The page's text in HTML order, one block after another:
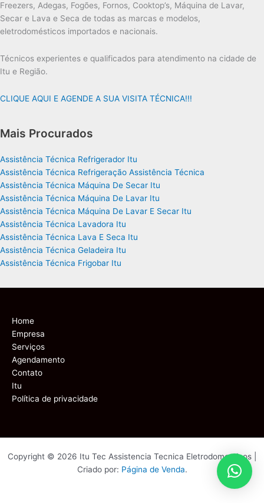
Freezers, Adegas, Fogões, Fornos, Cooktop’s, Máquina de Lavar,
Secar e Lava e Seca de todas as marcas e modelos,
eletrodomésticos importados e nacionais.
Técnicos experientes e qualificados para atendimento na cidade de
Itu e Região.
CLIQUE AQUI E AGENDE A SUA VISITA TÉCNICA!!!
Mais Procurados
Assistência Técnica Refrigerador Itu
Assistência Técnica Refrigeração Assistência Técnica
Assistência Técnica Máquina De Secar Itu
Assistência Técnica Máquina De Lavar Itu
Assistência Técnica Máquina De Lavar E Secar Itu
Assistência Técnica Lavadora Itu
Assistência Técnica Lava E Seca Itu
Assistência Técnica Geladeira Itu
Assistência Técnica Frigobar Itu
Home
Empresa
Serviços
Agendamento
Contato
Itu
Política de privacidade
Copyright © 2026 Itu Tec Assistencia Tecnica Eletrodomesticos |
Criado por: Página de Venda.